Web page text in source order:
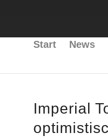
Start News
Imperial